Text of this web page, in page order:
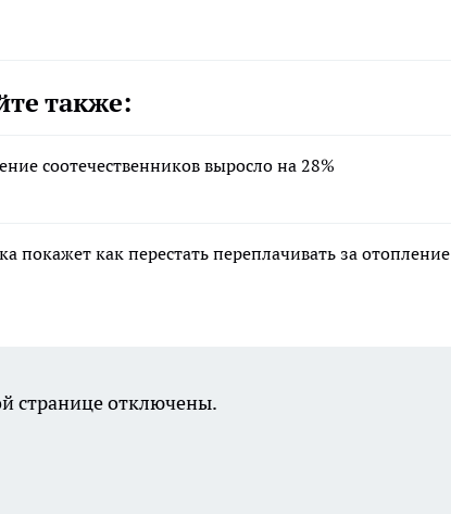
также:
соотечественников выросло на 28%
покажет как перестать переплачивать за отопление
странице отключены.